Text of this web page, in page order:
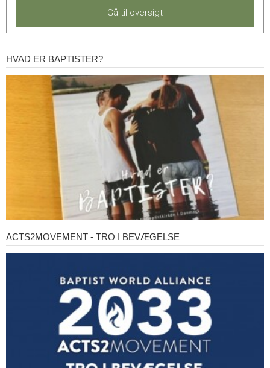
Gå til oversigt
Hvad
HVAD ER BAPTISTER?
Acts2Movement
ACTS2MOVEMENT - TRO I BEVÆGELSE